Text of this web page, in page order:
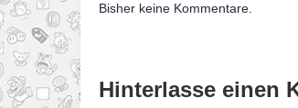
Bisher keine Kommentare.
Hinterlasse einen